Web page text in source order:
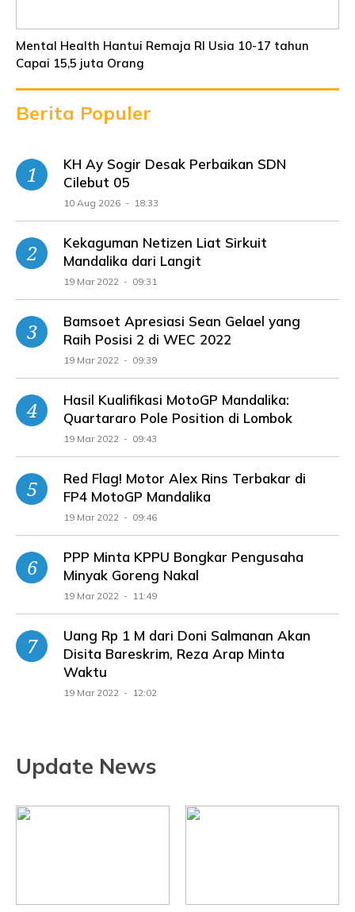
Mental Health Hantui Remaja RI Usia 10-17 tahun
Capai 15,5 juta Orang
Berita Populer
KH Ay Sogir Desak Perbaikan SDN
Cilebut 05
10 Aug 2026 - 18:33
Kekaguman Netizen Liat Sirkuit
Mandalika dari Langit
19 Mar 2022 - 09:31
Bamsoet Apresiasi Sean Gelael yang
Raih Posisi 2 di WEC 2022
19 Mar 2022 - 09:39
Hasil Kualifikasi MotoGP Mandalika:
Quartararo Pole Position di Lombok
19 Mar 2022 - 09:43
Red Flag! Motor Alex Rins Terbakar di
FP4 MotoGP Mandalika
19 Mar 2022 - 09:46
PPP Minta KPPU Bongkar Pengusaha
Minyak Goreng Nakal
19 Mar 2022 - 11:49
Uang Rp 1 M dari Doni Salmanan Akan
Disita Bareskrim, Reza Arap Minta
Waktu
19 Mar 2022 - 12:02
Update News